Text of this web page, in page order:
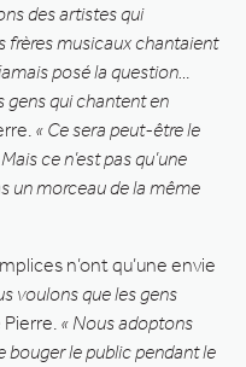
des artistes qui
frères musicaux chantaient
posé la question…
gens qui chantent en
« Ce sera peut-être le
ce n’est pas qu’une
un morceau de la même
n’ont qu’une envie
voulons que les gens
« Nous adoptons
bouger le public pendant le